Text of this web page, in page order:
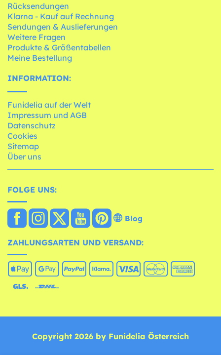
Rücksendungen
Klarna - Kauf auf Rechnung
Sendungen & Auslieferungen
Weitere Fragen
Produkte & Größentabellen
Meine Bestellung
INFORMATION:
Funidelia auf der Welt
Impressum und AGB
Datenschutz
Cookies
Sitemap
Über uns
FOLGE UNS:
Blog
ZAHLUNGSARTEN UND VERSAND:
Copyright 2026 by Funidelia Österreich